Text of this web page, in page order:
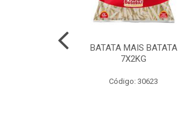
BATATA MAIS BATATA
7X2KG
Código: 30623